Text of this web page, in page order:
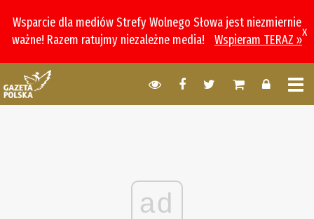
Wsparcie dla mediów Strefy Wolnego Słowa jest niezmiernie
ważne! Razem ratujmy niezależne media!
Wspieram TERAZ »
x
ad